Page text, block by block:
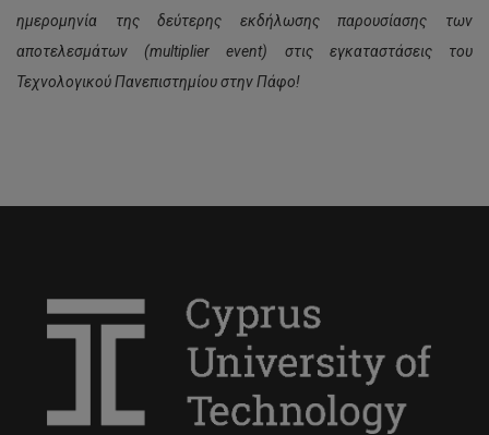
ημερομηνία της δεύτερης εκδήλωσης παρουσίασης των
αποτελεσμάτων (multiplier event) στις εγκαταστάσεις του
Τεχνολογικού Πανεπιστημίου στην Πάφο!